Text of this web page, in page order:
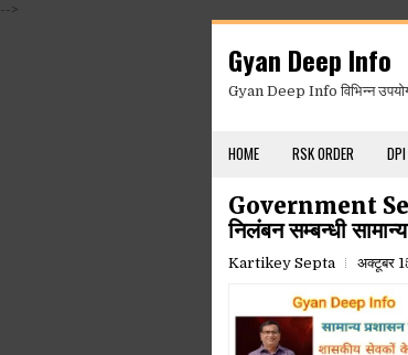
-->
Gyan Deep Info
Gyan Deep Info विभिन्न
HOME RSK ORDER DPI
Government
निलंबन सम्बन्धी
Kartikey Septa अक्टूबर